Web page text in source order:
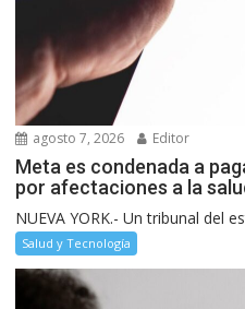
agosto 7, 2026 Editor
Meta es condenada a
por afectaciones a la
NUEVA YORK.- Un tribunal del
Salud y Tecnología